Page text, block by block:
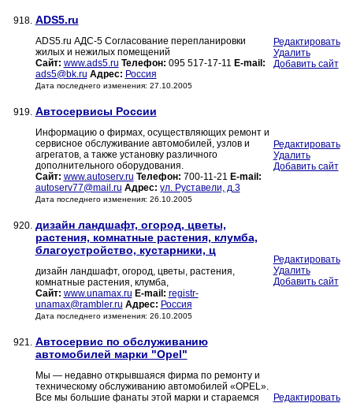
918. ADS5.ru
ADS5.ru АДС-5 Согласование перепланировки
жилых и нежилых помещений
Сайт: www.ads5.ru Телефон: 095 517-17-11 E-mail:
ads5@bk.ru Адрес: Россия
Дата последнего изменения: 27.10.2005
Редактировать
Удалить
Добавить сайт
919. Автосервисы России
Информацию о фирмах, осуществляющих ремонт и
сервисное обслуживание автомобилей, узлов и
агрегатов, а также установку различного
дополнительного оборудования.
Сайт: www.autoserv.ru Телефон: 700-11-21 E-mail:
autoserv77@mail.ru Адрес: ул. Руставели, д.3
Дата последнего изменения: 26.10.2005
Редактировать
Удалить
Добавить сайт
920. дизайн ландшафт, огород, цветы,
растения, комнатные растения, клумба,
благоустройство, кустарники, ц
дизайн ландшафт, огород, цветы, растения,
комнатные растения, клумба,
Сайт: www.unamax.ru E-mail: registr-
unamax@rambler.ru Адрес: Россия
Дата последнего изменения: 26.10.2005
Редактировать
Удалить
Добавить сайт
921. Автосервис по обслуживанию
автомобилей марки "Opel"
Мы — недавно открывшаяся фирма по ремонту и
техническому обслуживанию автомобилей «OPEL».
Все мы большие фанаты этой марки и стараемся
Редактировать